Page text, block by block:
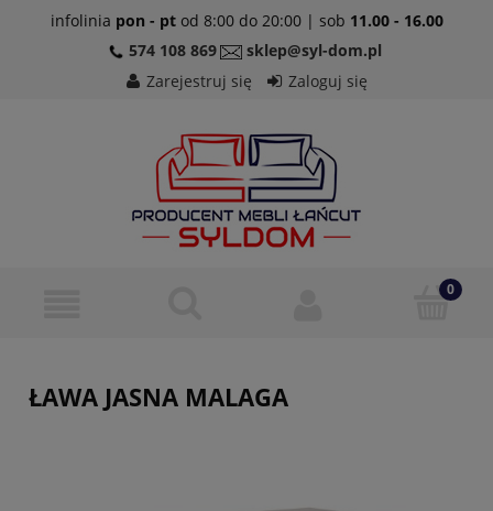
infolinia pon - ptod 8:00 do 20:00 | sob 11.00 - 16.00
574 108 869
sklep@syl-dom.pl
Zarejestruj się
Zaloguj się
ŁAWA JASNA MALAGA